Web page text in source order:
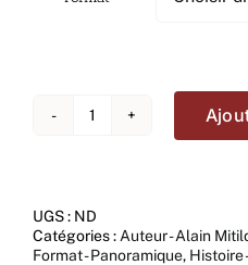
quantité
Saint
Panoramique
UGS : ND
Catégories : Auteur - Alain
Format - Panoramique, Histoire